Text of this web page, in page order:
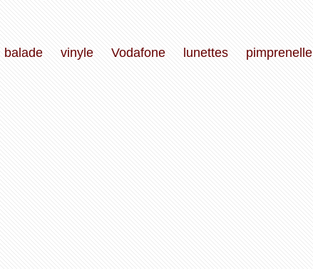
balade vinyle Vodafone lunettes pimprenelle